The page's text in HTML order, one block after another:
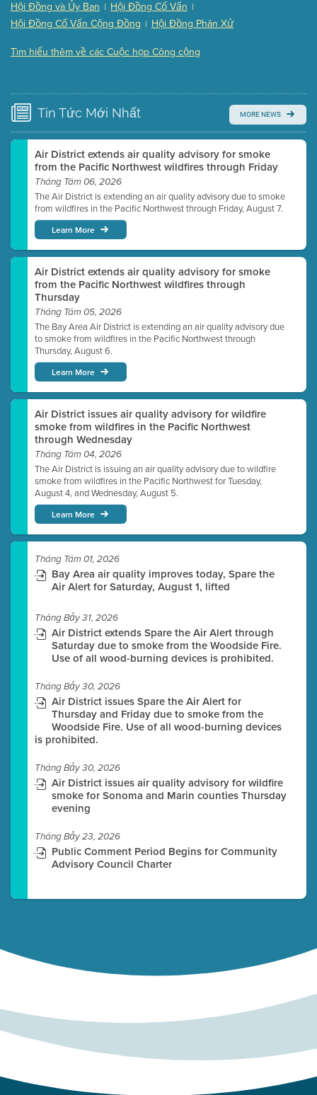
Presentation (Part 3 of 3) (168 Kb PDF , 3 pgs )
Meeting Details
Submit a comment
time.
Watch for real-time closed captioning with agenda
Learn more
Hội Đồng và Ủy Ban | Hội Đồng Cố Vấn |
Hội Đồng Cố Vấn Cộng Đồng | Hội Đồng Phân Xử
Tìm hiểu thêm về các Cuộc họp Công cộng
Tin Tức Mới Nhất MORE NEWS
Air District extends air quality advisory for smoke
from the Pacific Northwest wildfires through Friday
Tháng Tám 06, 2026
The Air District is extending an air quality advisory due to smoke
from wildfires in the Pacific Northwest through Friday, August 7.
Learn More
Air District extends air quality advisory for smoke
from the Pacific Northwest wildfires through
Thursday
Tháng Tám 05, 2026
The Bay Area Air District is extending an air quality advisory due
to smoke from wildfires in the Pacific Northwest through
Thursday, August 6.
Learn More
Air District issues air quality advisory for wildfire
smoke from wildfires in the Pacific Northwest
through Wednesday
Tháng Tám 04, 2026
The Air District is issuing an air quality advisory due to wildfire
smoke from wildfires in the Pacific Northwest for Tuesday,
August 4, and Wednesday, August 5.
Learn More
Tháng Tám 01, 2026
Bay Area air quality improves today, Spare the
Air Alert for Saturday, August 1, lifted
Tháng Bảy 31, 2026
Air District extends Spare the Air Alert through
Saturday due to smoke from the Woodside Fire.
Use of all wood-burning devices is prohibited.
Tháng Bảy 30, 2026
Air District issues Spare the Air Alert for
Thursday and Friday due to smoke from the
Woodside Fire. Use of all wood-burning devices
is prohibited.
Tháng Bảy 30, 2026
Air District issues air quality advisory for wildfire
smoke for Sonoma and Marin counties Thursday
evening
Tháng Bảy 23, 2026
Public Comment Period Begins for Community
Advisory Council Charter